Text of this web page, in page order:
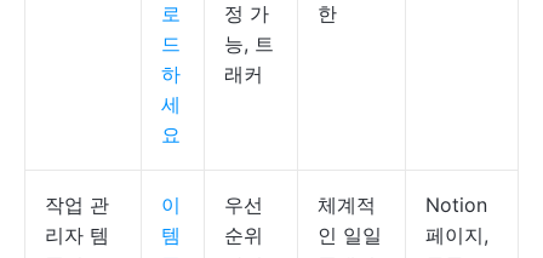
로
드
하
세
요
정 가
능, 트
래커
한
작업 관
리자 템
이
템
우선
순위
체계적
인 일일
Notion
페이지,